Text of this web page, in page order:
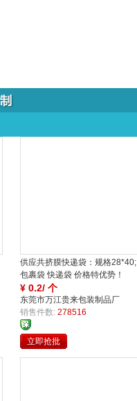
供应共挤膜快递袋：规格28*40;
包裹袋 快递袋 价格特优势！
¥ 0.2/ 个
东莞市万江贵来包装制品厂
销售件数: 278516
立即抢批